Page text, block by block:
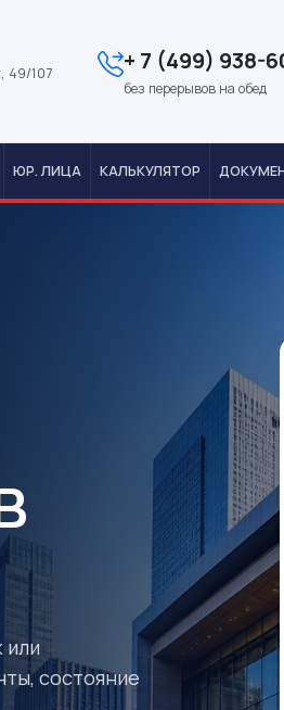
49/107
+ 7 (499) 938-
без перерывов на обед
ЮР. ЛИЦА КАЛЬКУЛЯТОР
или
состояние